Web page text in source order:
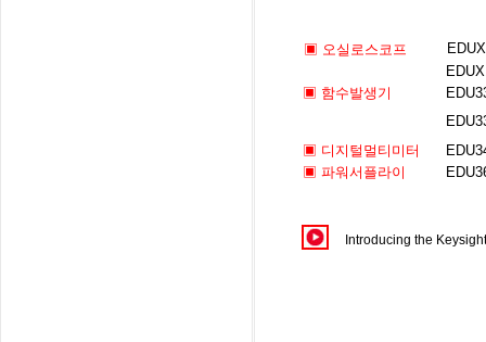
▣ 오실로스코프
▣ 함수발생기
▣ 디지털멀티미터
▣ 파워서플라이
Introducing the